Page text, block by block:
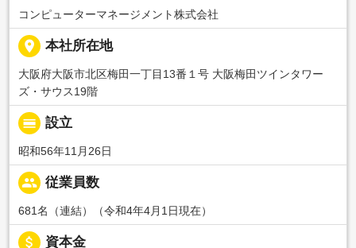
コンピューターマネージメント株式会社
place 本社所在地
大阪府大阪市北区梅田一丁目13番１号 大阪梅田ツインタワー
ズ・サウス19階
calendar_view_day 設立
昭和56年11月26日
people 従業員数
681名（連結）（令和4年4月1日現在）
attach_money 資本金